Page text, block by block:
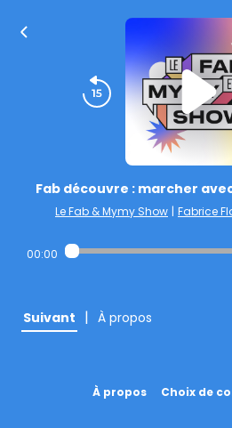
Fab découvre : marcher
Le Fab & Mymy Show | Fabrice
00:00
Suivant | À propos
À propos Choix de